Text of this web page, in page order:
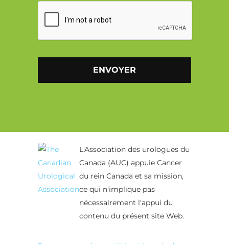
L'Association des urologues du
Canada (AUC) appuie Cancer
du rein Canada et sa mission,
ce qui n'implique pas
nécessairement l'appui du
contenu du présent site Web.